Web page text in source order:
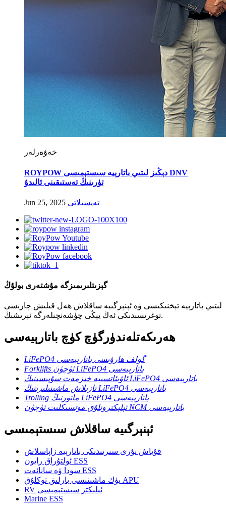
خەۋەرلەر
ROYPOW دېڭىز لىتىي باتارېيە سىستېمىسى DNV
تۈرىنىڭ تەستىقىنى ئالىدۇ
Jun 25, 2025 تەپسىلاتى
گېزىتلىرىمىزگە مۇشتەرى بولۇڭ
لىتىي باتارېيە تېخنىكىسى ۋە ئېنېرگىيە ساقلاش ھەل قىلىش چارىسى
توغرىسىدىكى ئەڭ يېڭى چۈشەنچىلەرگە ئېرىشىڭ.
ھەرىكەتلەندۈرگۈچ كۈچ باتارېيەسى
LiFePO4 گولف ھارۋىسى باتارېيەسى
Forklifts ئۈچۈن LiFePO4 باتارېيەسى
ئاۋىئاتسىيە خىزمەت سۇپىسىنىڭ LiFePO4 باتارېيەسى
تازىلاش ماشىنىلىرىنىڭ LiFePO4 باتارېيەسى
Trolling ماتورنىڭ LiFePO4 باتارېيەسى
ئېلېكترونلۇق موتسىكلىت ئۈچۈن NCM باتارېيەسى
ئېنېرگىيە ساقلاش سىستېمىسى
قۇياش نۇرى سىرتىدىكى باتارېيە زاپاسلاش
ئولتۇراق رايون ESS
سودا ۋە سانائەت ESS
يۈك ماشىنىسى بارلىق توكلۇق APU
RV ئېلېكتر سىستېمىسى
Marine ESS